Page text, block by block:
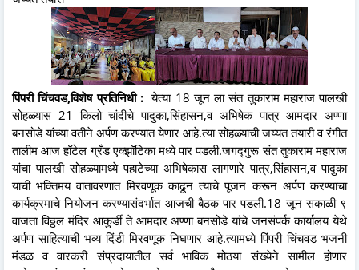
पिंपरी चिंचवड,विशेष प्रतिनिधी :येत्या 18 जून ला संत तुकाराम महाराज पालखी
सोहळ्यास 21 किलो चांदीचे पादुका,सिंहासन,व अभिषेक पात्र आमदार अण्णा
बनसोडे यांच्या वतीने अर्पण करण्यात येणार आहे.त्या सोहळ्याची जय्यत तयारी व रंगीत
तालीम आज हॉटेल ग्रँड एक्झॉटिका मध्ये पार पडली.जगद्गुरू संत तुकाराम महाराज
यांचा पालखी सोहळ्यामध्ये पहाटेच्या अभिषेकास लागणारे पात्र,सिंहासन,व पादुका
याची भक्तिमय वातावरणात मिरवणूक काढून त्याचे पूजन करून अर्पण करण्याचा
कार्यक्रमाचे नियोजन करण्यासंदर्भात आजची बैठक पार पडली.18 जून सकाळी ९
वाजता विठ्ठल मंदिर आकुर्डी ते आमदार अण्णा बनसोडे यांचे जनसंपर्क कार्यालय येथे
अर्पण साहित्याची भव्य दिंडी मिरवणूक निघणार आहे.त्यामध्ये पिंपरी चिंचवड भजनी
मंडळ व वारकरी संप्रदायातील सर्व भाविक मोठया संख्येने सामील होणार